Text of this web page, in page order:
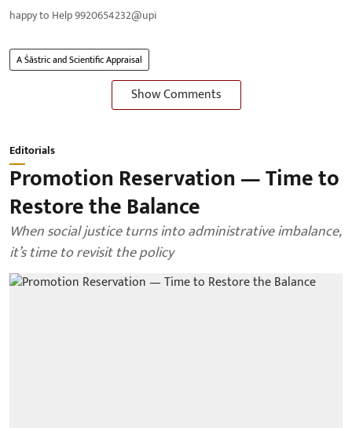
happy to Help 9920654232@upi
A Śāstric and Scientific Appraisal
Show Comments
Editorials
Promotion Reservation — Time to
Restore the Balance
When social justice turns into administrative imbalance,
it’s time to revisit the policy